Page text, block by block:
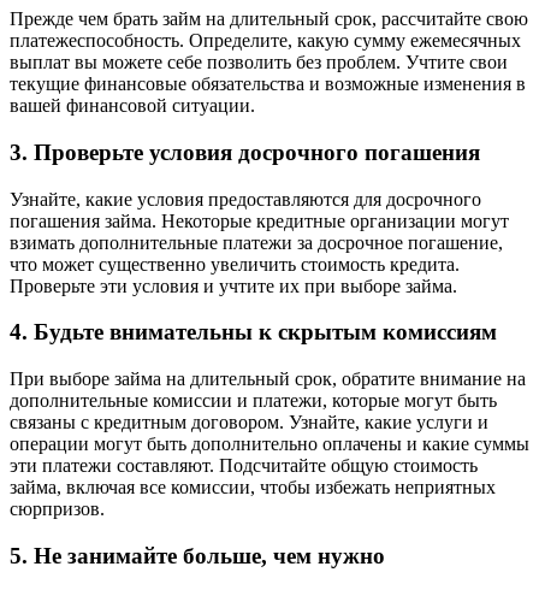
Прежде чем брать займ на длительный срок, рассчитайте свою
платежеспособность. Определите, какую сумму ежемесячных
выплат вы можете себе позволить без проблем. Учтите свои
текущие финансовые обязательства и возможные изменения в
вашей финансовой ситуации.
3. Проверьте условия досрочного погашения
Узнайте, какие условия предоставляются для досрочного
погашения займа. Некоторые кредитные организации могут
взимать дополнительные платежи за досрочное погашение,
что может существенно увеличить стоимость кредита.
Проверьте эти условия и учтите их при выборе займа.
4. Будьте внимательны к скрытым комиссиям
При выборе займа на длительный срок, обратите внимание на
дополнительные комиссии и платежи, которые могут быть
связаны с кредитным договором. Узнайте, какие услуги и
операции могут быть дополнительно оплачены и какие суммы
эти платежи составляют. Подсчитайте общую стоимость
займа, включая все комиссии, чтобы избежать неприятных
сюрпризов.
5. Не занимайте больше, чем нужно